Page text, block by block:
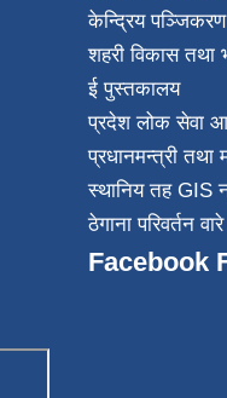
केन्द्रिय पञ्जिकरण
शहरी विकास तथा
ई पुस्तकालय
प्रदेश लोक सेवा
प्रधानमन्त्री तथा
स्थानिय तह GIS
ठेगाना परिवर्तन
Facebook